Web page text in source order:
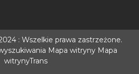
: Wszelkie prawa zastrzeżone.
Mapa witryny Mapa
witrynyTrans